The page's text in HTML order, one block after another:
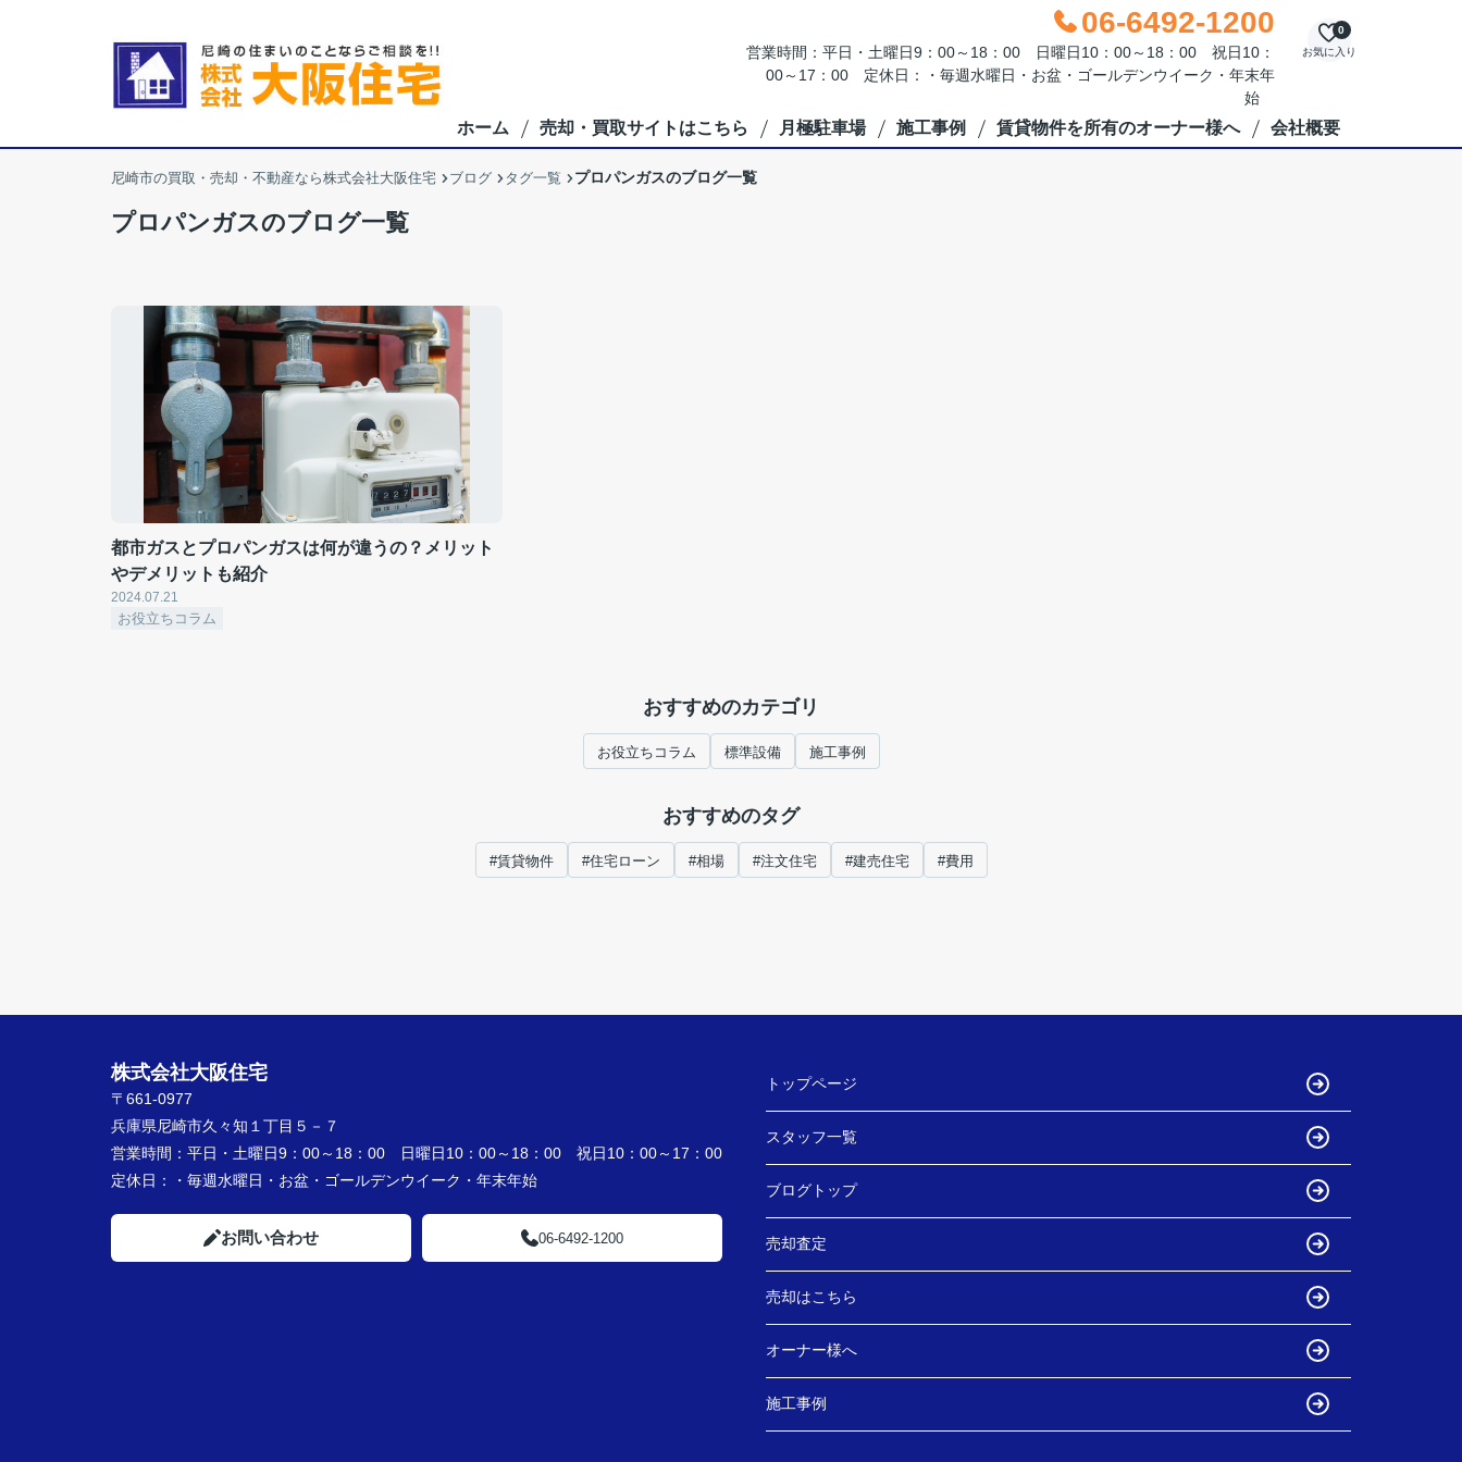
06-6492-1200
営業時間：平日・土曜日9：00～18：00 日曜日10：00～18：00 祝日10：
00～17：00 定休日：・毎週水曜日・お盆・ゴールデンウイーク・年末年
始
お気に入り
0
ホーム 売却・買取サイトはこちら 月極駐車場 施工事例 賃貸物件を所有のオーナー様へ 会社概要
尼崎市の買取・売却・不動産なら株式会社大阪住宅 ブログ タグ一覧 プロパンガスのブログ一覧
プロパンガスのブログ一覧
都市ガスとプロパンガスは何が違うの？メリット
やデメリットも紹介
2024.07.21
お役立ちコラム
おすすめのカテゴリ
お役立ちコラム 標準設備 施工事例
おすすめのタグ
#賃貸物件 #住宅ローン #相場 #注文住宅 #建売住宅 #費用
株式会社大阪住宅
〒661-0977
兵庫県尼崎市久々知１丁目５－７
営業時間： 平日・土曜日9：00～18：00 日曜日10：00～18：00 祝日10：00～17：00
定休日：
・毎週水曜日・お盆・ゴールデンウイーク・年末年始
お問い合わせ 06-6492-1200
トップページ
スタッフ一覧
ブログトップ
売却査定
売却はこちら
オーナー様へ
施工事例